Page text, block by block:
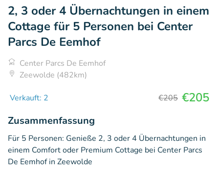
2, 3 oder 4 Übernachtungen in einem
Cottage für 5 Personen bei Center
Parcs De Eemhof
Center Parcs De Eemhof
Zeewolde (482km)
Verkauft: 2 €205 €205
Zusammenfassung
Für 5 Personen: Genieße 2, 3 oder 4 Übernachtungen in
einem Comfort oder Premium Cottage bei Center Parcs
De Eemhof in Zeewolde